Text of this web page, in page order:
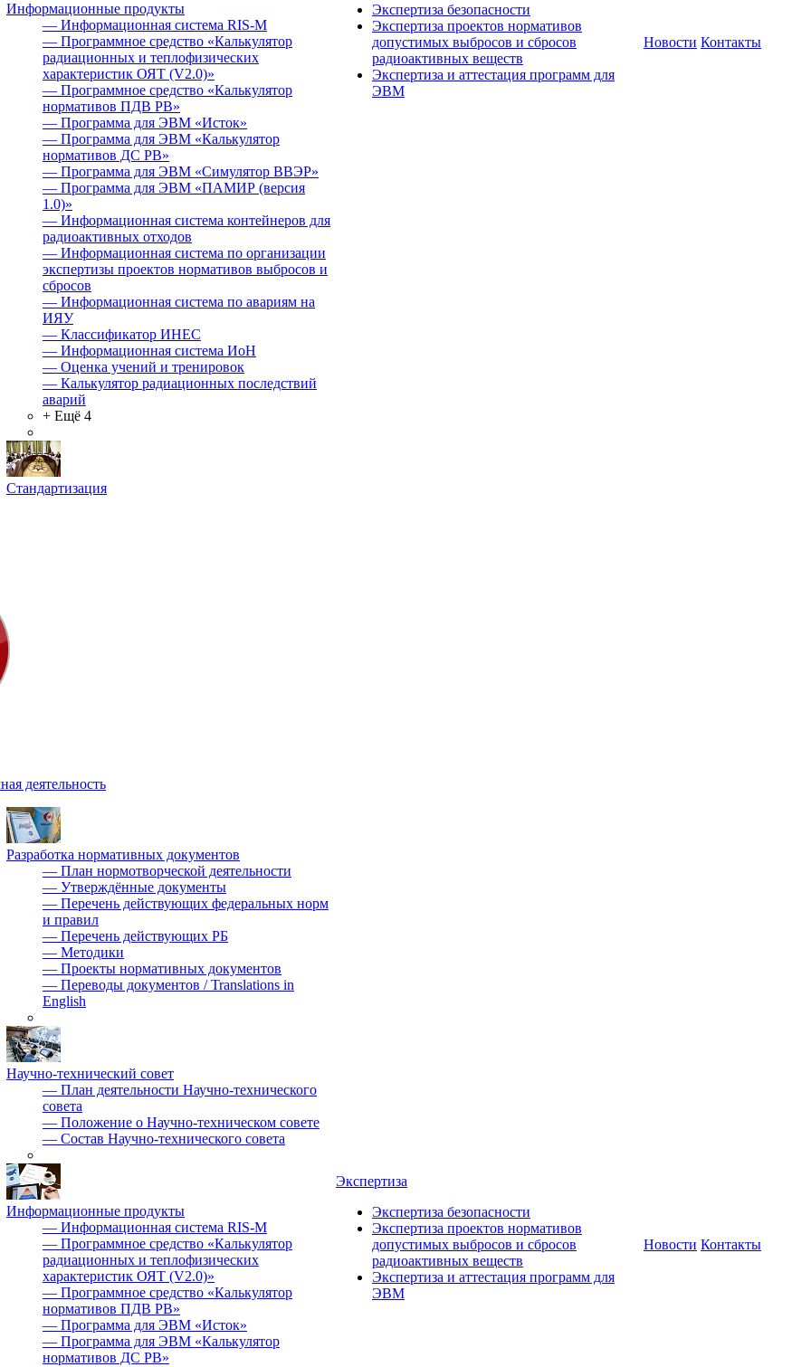
Информационные продукты
— Информационная система RIS-M
— Программное средство «Калькулятор
радиационных и теплофизических
характеристик ОЯТ (V2.0)»
— Программное средство «Калькулятор
нормативов ПДВ РВ»
— Программа для ЭВМ «Исток»
— Программа для ЭВМ «Калькулятор
нормативов ДС РВ»
— Программа для ЭВМ «Симулятор ВВЭР»
— Программа для ЭВМ «ПАМИР (версия
1.0)»
— Информационная система контейнеров для
радиоактивных отходов
— Информационная система по организации
экспертизы проектов нормативов выбросов и
сбросов
— Информационная система по авариям на
ИЯУ
— Классификатор ИНЕС
— Информационная система ИоН
— Оценка учений и тренировок
— Калькулятор радиационных последствий
аварий
+ Ещё 4
Стандартизация
Экспертиза безопасности
Экспертиза проектов нормативов
допустимых выбросов и сбросов
радиоактивных веществ
Экспертиза и аттестация программ для
ЭВМ
Новости Контакты
деятельность
Разработка нормативных документов
— План нормотворческой деятельности
— Утверждённые документы
— Перечень действующих федеральных норм
и правил
— Перечень действующих РБ
— Методики
— Проекты нормативных документов
— Переводы документов / Translations in
English
Научно-технический совет
— План деятельности Научно-технического
совета
— Положение о Научно-техническом совете
— Состав Научно-технического совета
Информационные продукты
— Информационная система RIS-M
— Программное средство «Калькулятор
радиационных и теплофизических
характеристик ОЯТ (V2.0)»
— Программное средство «Калькулятор
нормативов ПДВ РВ»
— Программа для ЭВМ «Исток»
— Программа для ЭВМ «Калькулятор
нормативов ДС РВ»
Экспертиза
Экспертиза безопасности
Экспертиза проектов нормативов
допустимых выбросов и сбросов
радиоактивных веществ
Экспертиза и аттестация программ для
ЭВМ
Новости Контакты